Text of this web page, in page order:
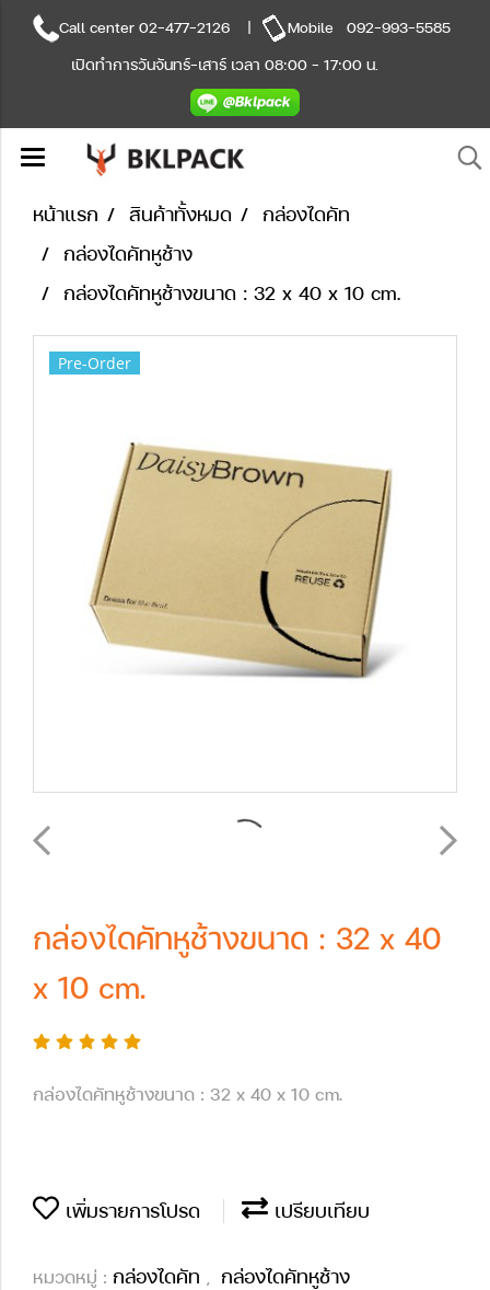
Call center 02-477-2126 | Mobile 092-993-5585
เปิดทำการวันจันทร์-เสาร์ เวลา 08:00 - 17:00 น.
หน้าแรก สินค้าทั้งหมด
กล่องไดคัท
กล่องไดคัทหูช้าง
กล่องไดคัทหูช้างขนาด : 32 x 40 x 10 cm.
Pre-Order
กล่องไดคัทหูช้างขนาด : 32 x 40
x 10 cm.
กล่องไดคัทหูช้างขนาด : 32 x 40 x 10 cm.
เพิ่มรายการโปรด เปรียบเทียบ
หมวดหมู่ : กล่องไดคัท , กล่องไดคัทหูช้าง